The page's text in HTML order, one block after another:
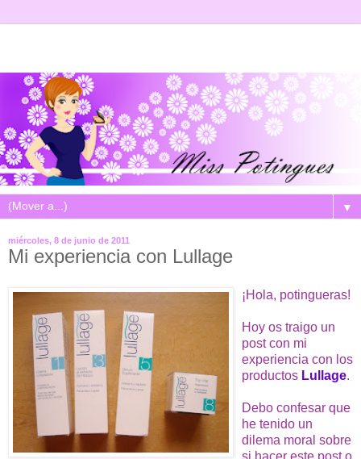
▼
miércoles, 8 de junio de 2011
Mi experiencia con Lullage
¡Hola, potingueras!
Hoy os traigo un
post con mi
experiencia con los
productos Lullage.
Debo confesar que
he tenido un
dilema moral sobre
si hacer este post o